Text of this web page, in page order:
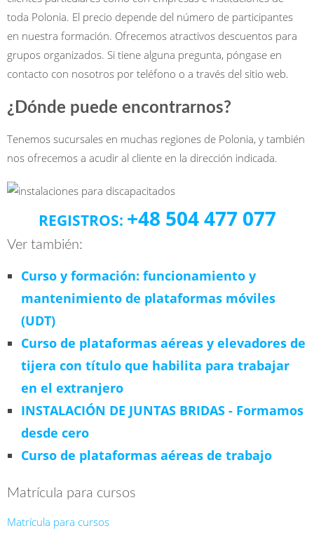
toda Polonia. El precio depende del número de participantes
en nuestra formación. Ofrecemos atractivos descuentos para
grupos organizados. Si tiene alguna pregunta, póngase en
contacto con nosotros por teléfono o a través del sitio web.
¿Dónde puede encontrarnos?
Tenemos sucursales en muchas regiones de Polonia, y también
nos ofrecemos a acudir al cliente en la dirección indicada.
REGISTROS: +48 504 477 077
Ver también:
Curso y formación: funcionamiento y
mantenimiento de plataformas móviles
(UDT)
Curso de plataformas aéreas y elevadores de
tijera con título que habilita para trabajar
en el extranjero
INSTALACIÓN DE JUNTAS BRIDAS - Formamos
desde cero
Curso de plataformas aéreas de trabajo
Matrícula para cursos
Matrícula para cursos